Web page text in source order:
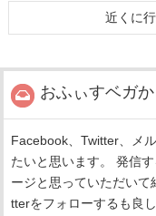
近くに
おふぃすベガ
Facebook、Twitter、メ
たいと思います。 発信
ージと思っていただい
tterをフォローするも良